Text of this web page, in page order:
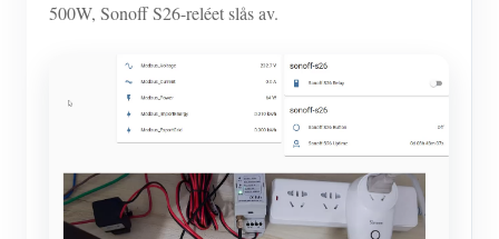
500W, Sonoff S26-reléet slås av.